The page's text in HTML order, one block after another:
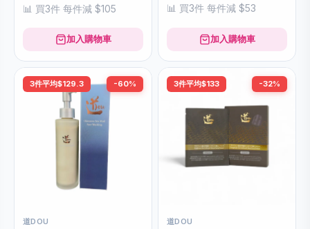
📊 買3件 每件減 $105
加入購物車
📊 買3件 每件減 $53
加入購物車
3件平均$129.3 -60%
道DOU
3件平均$133 -32%
道DOU